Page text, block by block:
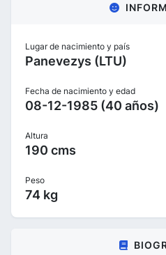
Lugar de nacimiento y país
Panevezys (LTU)
Fecha de nacimiento y edad
08-12-1985 (40 años)
Altura
190 cms
Peso
74 kg